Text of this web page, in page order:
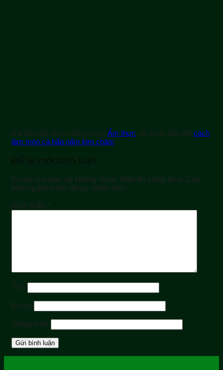
Bài viết này được đăng trong Ẩm thực và được gắn thẻ cách
làm món cá hấp nấm kim châm.
Để lại một bình luận
Email của bạn sẽ không được hiển thị công khai. Các
trường bắt buộc được đánh dấu *
Bình luận *
Tên
Email
Trang web